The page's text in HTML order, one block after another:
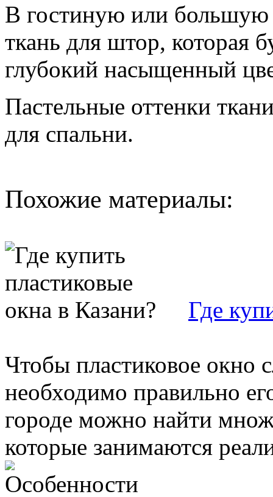
В гостиную или большую
ткань для штор, которая
глубокий насыщенный
Пастельные оттенки
для спальни.
Похожие материалы:
Где
Чтобы пластиковое окно
необходимо правильно
городе можно найти
которые занимаются